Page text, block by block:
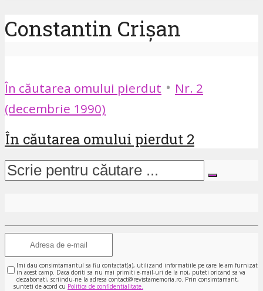
Constantin Crișan
În căutarea omului pierdut • Nr. 2
(decembrie 1990)
În căutarea omului pierdut 2
Imi dau consimtamantul sa fiu contactat(a), utilizand informatiile pe care le-am furnizat
in acest camp. Daca doriti sa nu mai primiti e-mail-uri de la noi, puteti oricand sa va
dezabonati, scriindu-ne la adresa contact@revistamemoria.ro. Prin consimtamant,
sunteti de acord cu Politica de confidentialitate.